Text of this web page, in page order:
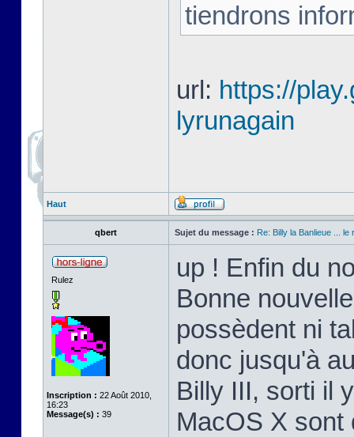
tiendrons
url: https://
lyrunagain
Haut
qbert Sujet du message : Re: Billy la Banlieue ... le
Rulez
Inscription : 22 Août 2010,
16:23
Message(s) : 39
up ! Enfin du
Bonne
possèdent ni
donc jusqu'à
Billy III, sorti il
MacOS X sont